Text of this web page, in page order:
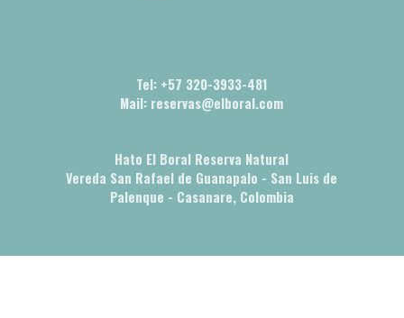
Tel: +57 320-3933-481
Mail: reservas@elboral.com
Hato El Boral Reserva Natural
Vereda San Rafael de Guanapalo - San Luis de
Palenque - Casanare, Colombia